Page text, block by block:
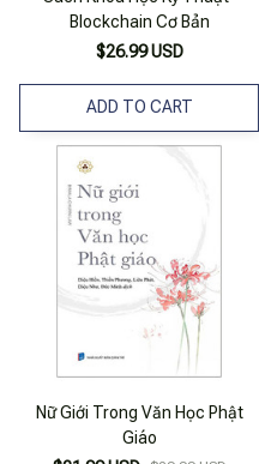
Blockchain Cơ Bản
$26.99 USD
ADD TO CART
Nữ Giới Trong Văn Học Phật
Giáo